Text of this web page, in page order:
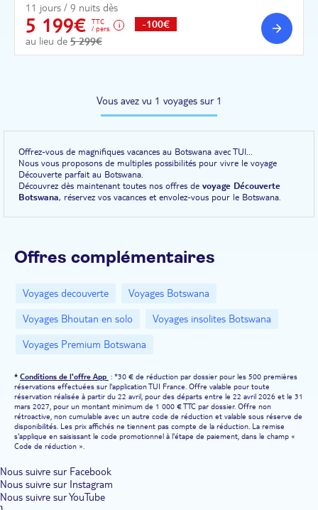
11 jours / 9 nuits dès
5 199€
TTC
/ pers.
au lieu de 5 299€
-100€
Vous avez vu 1 voyages sur 1
Offrez-vous de magnifiques vacances au Botswana avec TUI...
Nous vous proposons de multiples possibilités pour vivre le voyage
Découverte parfait au Botswana.
Découvrez dès maintenant toutes nos offres de voyage Découverte
Botswana, réservez vos vacances et envolez-vous pour le Botswana.
Offres complémentaires
Voyages decouverte
Voyages Botswana
Voyages Bhoutan en solo
Voyages insolites Botswana
Voyages Premium Botswana
* Conditions de l'offre App : *30 € de réduction par dossier pour les 500 premières
réservations effectuées sur l'application TUI France. Offre valable pour toute
réservation réalisée à partir du 22 avril, pour des départs entre le 22 avril 2026 et le 31
mars 2027, pour un montant minimum de 1 000 € TTC par dossier. Offre non
rétroactive, non cumulable avec un autre code de réduction et valable sous réserve de
disponibilités. Les prix affichés ne tiennent pas compte de la réduction. La remise
s'applique en saisissant le code promotionnel à l'étape de paiement, dans le champ «
Code de réduction ».
Nous suivre sur Facebook
Nous suivre sur Instagram
Nous suivre sur YouTube